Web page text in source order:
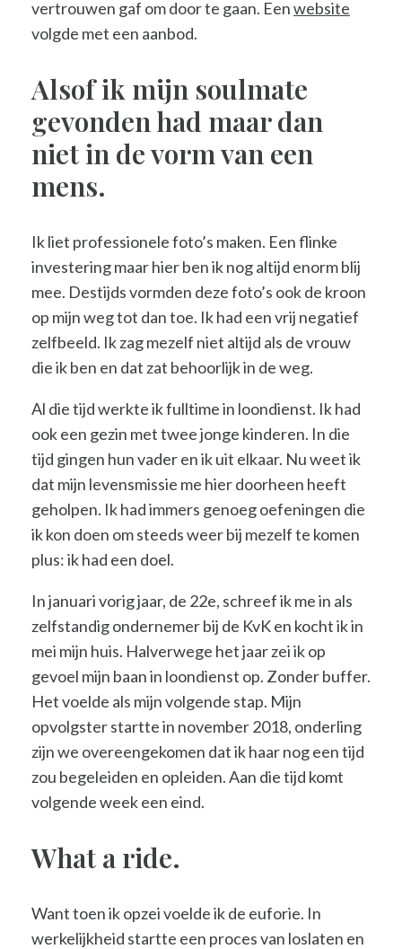
vertrouwen gaf om door te gaan. Eenwebsite
volgde met een aanbod.
Alsof ik mijn soulmate
gevonden had maar dan
niet in de vorm van een
mens.
Ik liet professionele foto’s maken. Een flinke
investering maar hier ben ik nog altijd enorm blij
mee. Destijds vormden deze foto’s ook de kroon
op mijn weg tot dan toe. Ik had een vrij negatief
zelfbeeld. Ik zag mezelf niet altijd als de vrouw
die ik ben en dat zat behoorlijk in de weg.
Al die tijd werkte ik fulltime in loondienst. Ik had
ook een gezin met twee jonge kinderen. In die
tijd gingen hun vader en ik uit elkaar. Nu weet ik
dat mijn levensmissie me hier doorheen heeft
geholpen. Ik had immers genoeg oefeningen die
ik kon doen om steeds weer bij mezelf te komen
plus: ik had een doel.
In januari vorig jaar, de 22e, schreef ik me in als
zelfstandig ondernemer bij de KvK en kocht ik in
mei mijn huis. Halverwege het jaar zei ik op
gevoel mijn baan in loondienst op. Zonder buffer.
Het voelde als mijn volgende stap. Mijn
opvolgster startte in november 2018, onderling
zijn we overeengekomen dat ik haar nog een tijd
zou begeleiden en opleiden. Aan die tijd komt
volgende week een eind.
What a ride.
Want toen ik opzei voelde ik de euforie. In
werkelijkheid startte een proces van loslaten en